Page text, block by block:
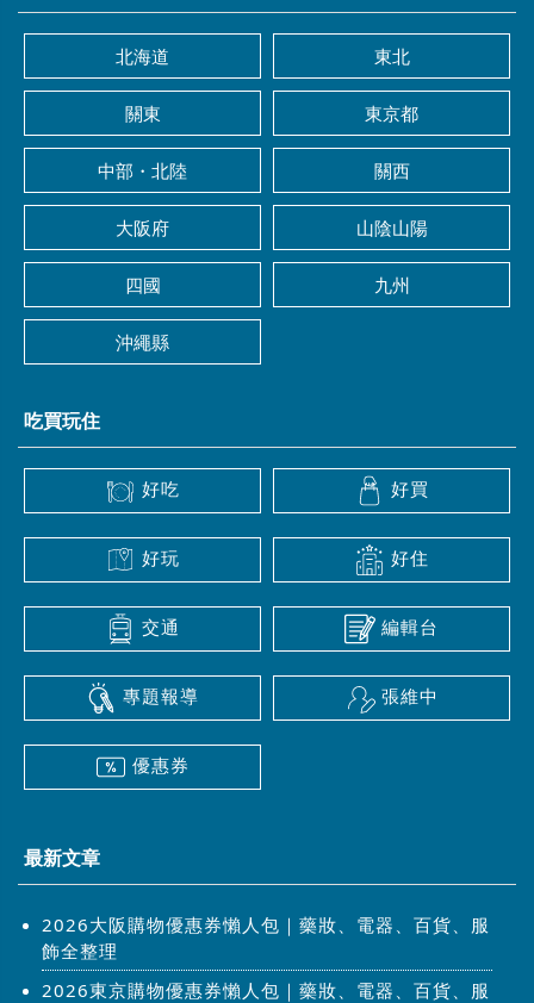
北海道 東北
關東 東京都
中部・北陸 關西
大阪府 山陰山陽
四國 九州
沖繩縣
吃買玩住
好吃 好買
好玩 好住
交通 編輯台
專題報導 張維中
優惠券
最新文章
2026大阪購物優惠券懶人包｜藥妝、電器、百貨、服
飾全整理
2026東京購物優惠券懶人包｜藥妝、電器、百貨、服